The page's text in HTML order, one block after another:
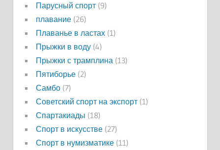
Парусный спорт(9)
плавание(26)
Плаванье в ластах(1)
Прыжки в воду(4)
Прыжки с трамплина(13)
Пятиборье(2)
Самбо(7)
Советский спорт на экспорт(1)
Спартакиады (18)
Спорт в искусстве(27)
Спорт в нумизматике(11)